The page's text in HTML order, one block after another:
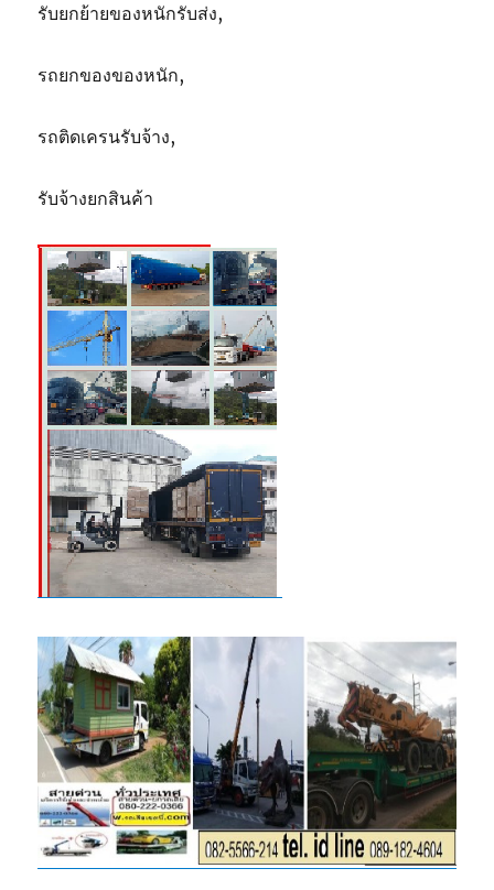
รับยกย้ายของหนักรับส่ง,
รถยกของของหนัก,
รถติดเครนรับจ้าง,
รับจ้างยกสินค้า